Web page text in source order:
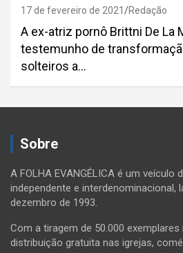
17 de fevereiro de 2021 Redação
A ex-atriz pornô Brittni De La
testemunho de
solteiros a…
Sobre
A FOLHA EVANGÉLICA é um veículo
independente e interdenominacional,
dezembro de 1993.
Com a tiragem de 50.000
distribuição gratuita nas igrejas,